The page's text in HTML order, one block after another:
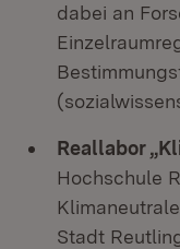
dabei an
Reallabor
Hochschule
Stadt